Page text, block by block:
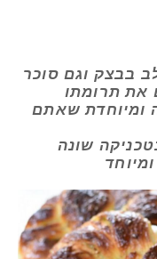
בבצק וגם סוכר
את תרומתו
ומיוחדת שאתם
שונה